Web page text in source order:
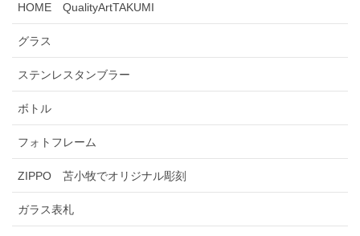
HOME QualityArtTAKUMI
グラス
ステンレスタンブラー
ボトル
フォトフレーム
ZIPPO 苫小牧でオリジナル彫刻
ガラス表札